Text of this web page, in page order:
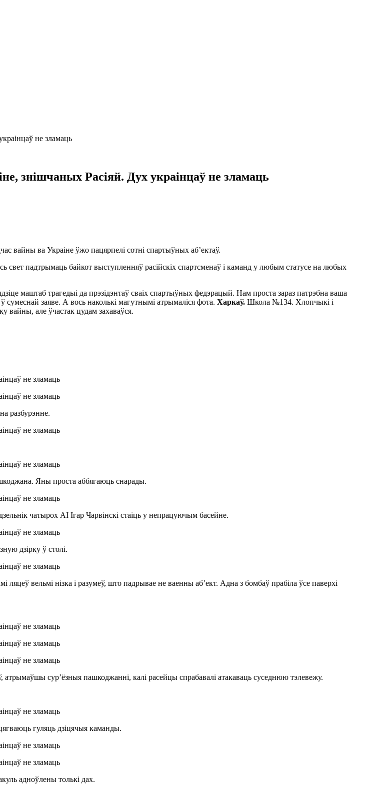
не зламаць
знішчаных Расіяй. Дух украінцаў не зламаць
вайны ва Украіне ўжо пацярпелі сотні спартыўных аб’ектаў.
падтрымаць байкот выступленняў расійскіх спартсменаў і каманд у любым статусе на любых
маштаб трагедыі да прэзідэнтаў сваіх спартыўных федэрацый. Нам проста зараз патрэбна ваша
заяве. А вось наколькі магутнымі атрымаліся фота. Харкаў. Школа №134. Хлопчыкі і
вайны, але ўчастак цудам захаваўся.
​​разбурэнне.
Яны проста аббягаюць снарады.
чатырох АІ Ігар Чарвінскі стаіць у непрацуючым басейне.
дзірку ў столі.
вельмі нізка і разумеў, што падрывае не ваенны аб’ект. Адна з бомбаў прабіла ўсе паверхі
сур’ёзныя пашкоджанні, калі расейцы спрабавалі атакаваць суседнюю тэлевежу.
гуляць дзіцячыя каманды.
адноўлены толькі дах.